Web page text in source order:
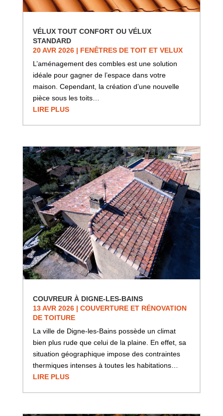
VÉLUX TOUT CONFORT OU VÉLUX
STANDARD
20 AVR 2026| FENÊTRES DE TOIT ET VELUX
L’aménagement des combles est une solution
idéale pour gagner de l’espace dans votre
maison. Cependant, la création d’une nouvelle
pièce sous les toits…
LIRE PLUS
COUVREUR À DIGNE-LES-BAINS
13 AVR 2026| COUVERTURE ET RÉNOVATION
DE TOITURE
La ville de Digne-les-Bains possède un climat
bien plus rude que celui de la plaine. En effet, sa
situation géographique impose des contraintes
thermiques intenses à toutes les habitations…
LIRE PLUS